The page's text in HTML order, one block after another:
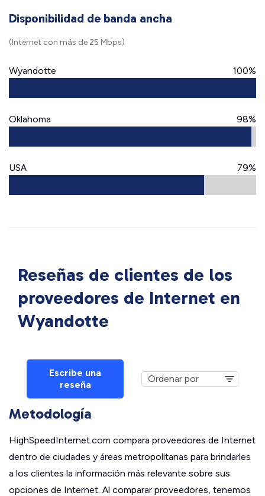
Disponibilidad de banda ancha
(Internet con más de 25 Mbps)
Wyandotte 100%
Oklahoma 98%
USA 79%
Reseñas de clientes de los
proveedores de Internet en
Wyandotte
Escribe una
reseña
Metodología
HighSpeedInternet.com compara proveedores de Internet
dentro de ciudades y áreas metropolitanas para brindarles
a los clientes la información más relevante sobre sus
opciones de Internet. Al comparar proveedores, tenemos